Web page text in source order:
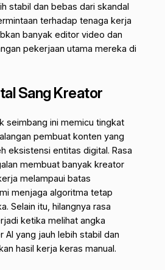
stabil dan bebas dari skandal
terhadap tenaga kerja
banyak editor video dan
pekerjaan utama mereka di
Sang Kreator
seimbang ini memicu tingkat
pembuat konten yang
eksistensi entitas digital. Rasa
membuat banyak kreator
melampaui batas
menjaga algoritma tetap
Selain itu, hilangnya rasa
ketika melihat angka
AI yang jauh lebih stabil dan
hasil kerja keras manual.